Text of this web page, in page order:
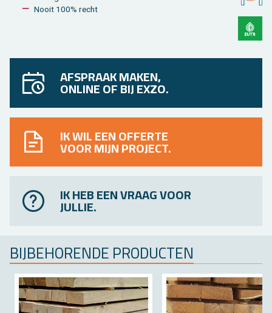
Nooit 100% recht
AFSPRAAK MAKEN,
ONLINE OF BIJ EXZO.
IK WIL EEN OFFERTE
VOOR MIJN PROJECT.
IK HEB EEN VRAAG VOOR
JULLIE.
BIJ­BE­HO­REN­DE PRO­DUC­TEN